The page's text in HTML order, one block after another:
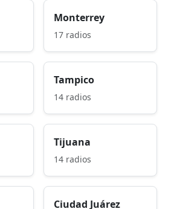
Monterrey
17 radios
Tampico
14 radios
Tijuana
14 radios
Ciudad Juárez